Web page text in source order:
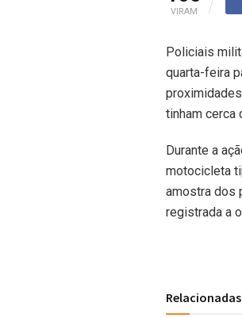
VIRAM
Policiais
quarta-feira
tinham cerca
Durante a
motocicleta
amostra dos
registrada a
Relacionadas